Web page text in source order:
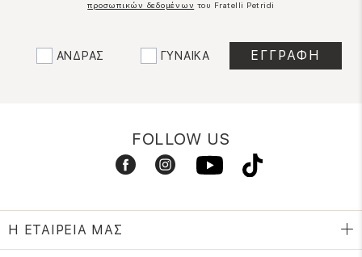
προσωπικών δεδομένων του Fratelli Petridi
ΑΝΔΡΑΣ ΓΥΝΑΙΚΑ
FOLLOW US
Η ΕΤΑΙΡΕΙΑ ΜΑΣ